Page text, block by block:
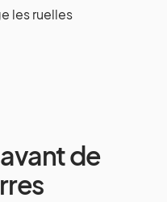
les ruelles
de